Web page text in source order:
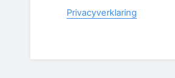
Privacyverklaring